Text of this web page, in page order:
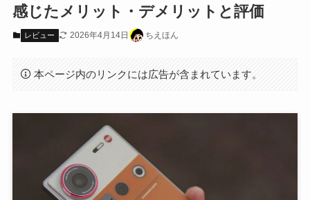
感じたメリット・デメリットと評価
レビュー 2026年4月14日 ちえほん
本ページ内のリンクには広告が含まれています。